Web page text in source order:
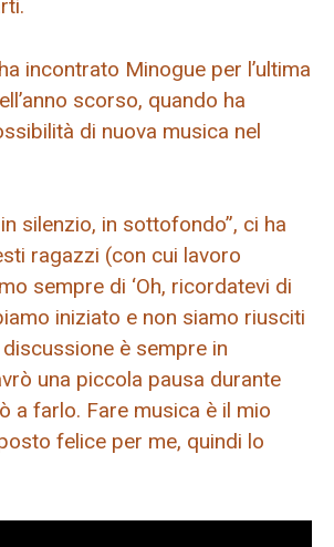
ha incontrato Minogue per l’ultima
scorso, quando ha
di nuova musica nel
silenzio, in sottofondo”, ci ha
ragazzi (con cui lavoro
sempre di ‘Oh, ricordatevi di
iniziato e non siamo riusciti
discussione è sempre in
una piccola pausa durante
a farlo. Fare musica è il mio
felice per me, quindi lo